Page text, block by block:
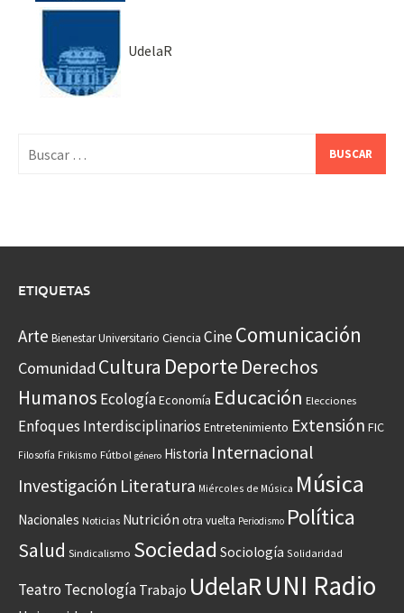
UdelaR
ETIQUETAS
Arte Bienestar Universitario Ciencia CineComunicación
Comunidad Cultura Deporte Derechos
Humanos EcologíaEconomía Educación Elecciones
Enfoques Interdisciplinarios Entretenimiento Extensión FIC
Filosofía Frikismo Fútbol género Historia Internacional
Investigación Literatura Miércoles de Música Música
Nacionales Noticias Nutrición otra vuelta Periodismo Política
Salud Sindicalismo Sociedad Sociología Solidaridad
Teatro Tecnología Trabajo UdelaRUNI Radio